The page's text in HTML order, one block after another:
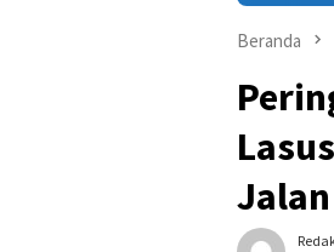
Beranda
Jalan